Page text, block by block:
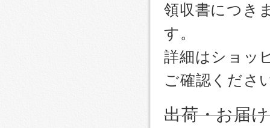
領収書につき
す。
詳細はショッ
ご確認くださ
出荷・お届